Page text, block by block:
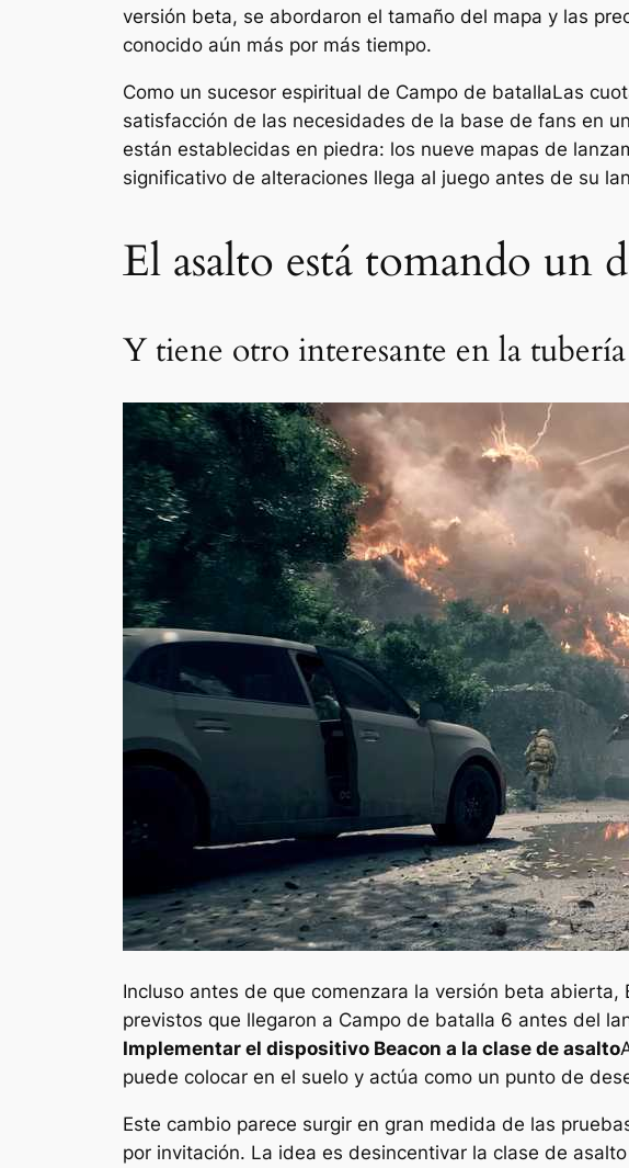
versión beta, se abordaron el tamaño del mapa y las
conocido aún más por más tiempo.
Como un sucesor espiritual de Campo de batallaLas
satisfacción de las necesidades de la base de fans en
están establecidas en piedra: los nueve mapas de
significativo de alteraciones llega al juego antes de su
El asalto está tomando un
Y tiene otro interesante en la tubería
Incluso antes de que comenzara la versión beta
previstos que llegaron a Campo de batalla 6 antes del
Implementar el dispositivo Beacon a la clase de asalto
puede colocar en el suelo y actúa como un punto de
Este cambio parece surgir en gran medida de las
por invitación. La idea es desincentivar la clase de